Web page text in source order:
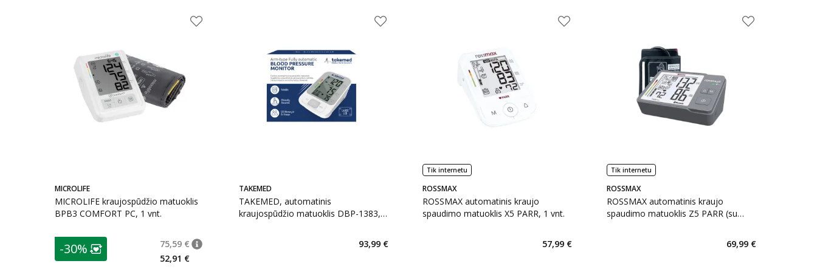
MICROLIFE
MICROLIFE kraujospūdžio matuoklis
BPB3 COMFORT PC, 1 vnt.
patarimas
Lojalumo klubo narių nuolaida
-30% 75,59 €
patarimas
Įprasta kaina
52,91 €
TAKEMED
TAKEMED, automatinis
kraujospūdžio matuoklis DBP-1383, 1
93,99 €
Tik internetu
ROSSMAX
ROSSMAX automatinis kraujo
spaudimo matuoklis X5 PARR, 1 vnt.
57,99 €
Tik internetu
ROSSMAX
ROSSMAX automatinis kraujo
spaudimo matuoklis Z5 PARR (su
69,99 €